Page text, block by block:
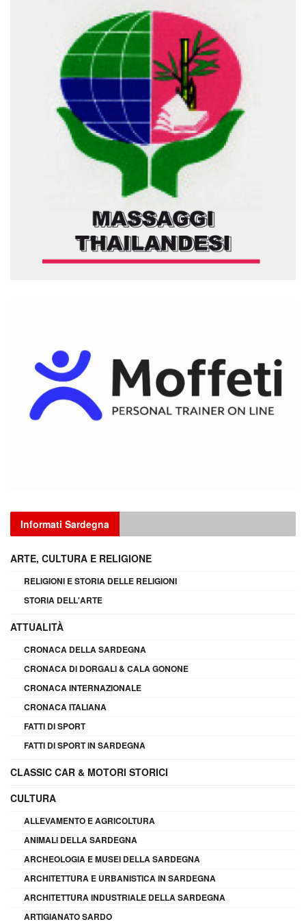
Informati Sardegna
ARTE, CULTURA E RELIGIONE
RELIGIONI E STORIA DELLE RELIGIONI
STORIA DELL'ARTE
ATTUALITÀ
CRONACA DELLA SARDEGNA
CRONACA DI DORGALI & CALA GONONE
CRONACA INTERNAZIONALE
CRONACA ITALIANA
FATTI DI SPORT
FATTI DI SPORT IN SARDEGNA
CLASSIC CAR & MOTORI STORICI
CULTURA
ALLEVAMENTO E AGRICOLTURA
ANIMALI DELLA SARDEGNA
ARCHEOLOGIA E MUSEI DELLA SARDEGNA
ARCHITETTURA E URBANISTICA IN SARDEGNA
ARCHITETTURA INDUSTRIALE DELLA SARDEGNA
ARTIGIANATO SARDO